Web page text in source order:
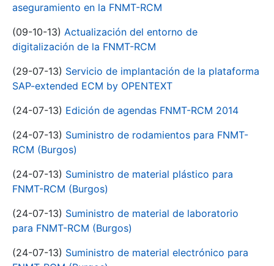
aseguramiento en la FNMT-RCM
(09-10-13) Actualización del entorno de
digitalización de la FNMT-RCM
(29-07-13) Servicio de implantación de la plataforma
SAP-extended ECM by OPENTEXT
(24-07-13) Edición de agendas FNMT-RCM 2014
(24-07-13) Suministro de rodamientos para FNMT-
RCM (Burgos)
(24-07-13) Suministro de material plástico para
FNMT-RCM (Burgos)
(24-07-13) Suministro de material de laboratorio
para FNMT-RCM (Burgos)
(24-07-13) Suministro de material electrónico para